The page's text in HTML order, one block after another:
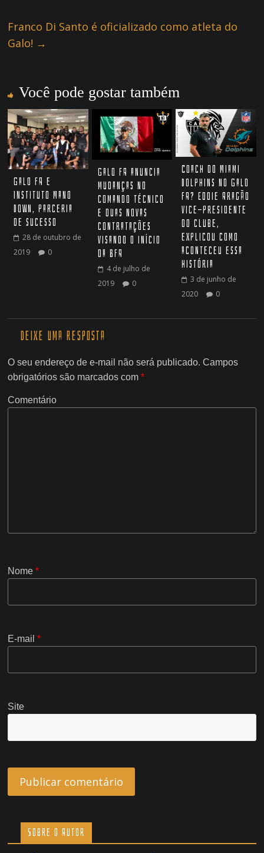
Franco Di Santo é oficializado como atleta do
Galo! →
Você pode gostar também
Galo FA e
Instituto Mano
Down, parceria
de sucesso
28 de outubro de
2019
0
Galo FA anuncia
mudanças no
comando técnico
e duas novas
contratações
visando o início
da BFA
4 de julho de
2019
0
Coach do Miami
Dolphins no Galo
FA? Eddie Aragão
vice-presidente
do clube,
explicou como
aconteceu essa
história
3 de junho de
2020
0
Deixe uma resposta
O seu endereço de e-mail não será publicado. Campos
obrigatórios são marcados com*
Comentário
Nome*
E-mail*
Site
Sobre o Autor